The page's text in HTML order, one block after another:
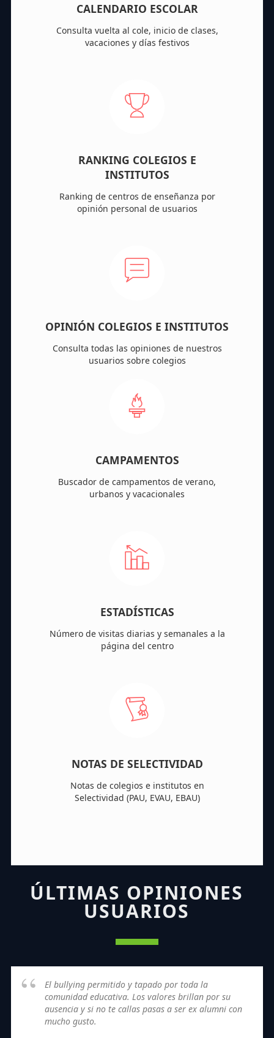
CALENDARIO ESCOLAR
Consulta vuelta al cole, inicio de clases,
vacaciones y días festivos
RANKING COLEGIOS E
INSTITUTOS
Ranking de centros de enseñanza por
opinión personal de usuarios
OPINIÓN COLEGIOS E INSTITUTOS
Consulta todas las opiniones de nuestros
usuarios sobre colegios
CAMPAMENTOS
Buscador de campamentos de verano,
urbanos y vacacionales
ESTADÍSTICAS
Número de visitas diarias y semanales a la
página del centro
NOTAS DE SELECTIVIDAD
Notas de colegios e institutos en
Selectividad (PAU, EVAU, EBAU)
ÚLTIMAS OPINIONES
USUARIOS
El bullying permitido y tapado por toda la
comunidad educativa. Los valores brillan por su
ausencia y si no te callas pasas a ser ex alumni con
mucho gusto.